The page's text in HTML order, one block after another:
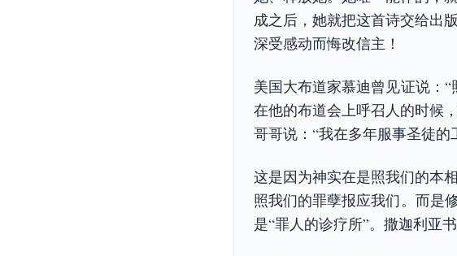
成之后，她就把这首诗交给出
深受感动而悔改信主！
美国大布道家慕迪曾见证说：
在他的布道会上呼召人的时候
哥哥说：“我在多年服事圣徒
这是因为神实在是照我们的本
照我们的罪孽报应我们。而是
是“罪人的诊疗所”。撒迦利亚